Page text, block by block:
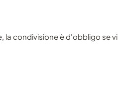
la condivisione è d'obbligo se vi